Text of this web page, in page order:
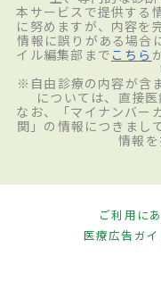
本サービスで提供する
に努めますが、内容を
情報に誤りがある場合
イル編集部まで こちら
※自由診療の内容が含
については、直接
なお、「マイナンバー
関」の情報につきまし
情報を
ご利用に
医療広告ガ